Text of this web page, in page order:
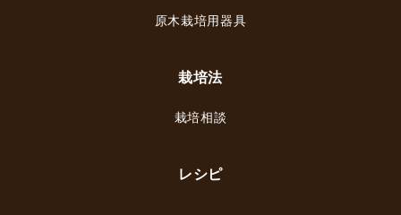
原木栽培用器具
栽培法
栽培相談
レシピ